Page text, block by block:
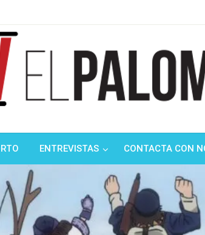
ENTREVISTAS CONTACTA CON